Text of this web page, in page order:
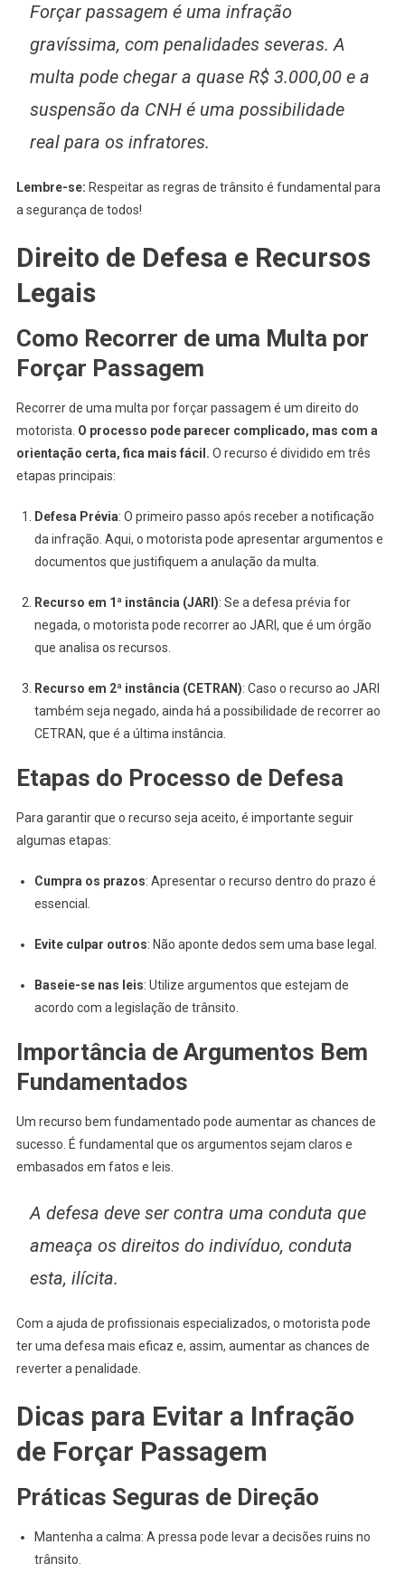
Forçar passagem é uma infração
gravíssima, com penalidades severas. A
multa pode chegar a quase R$ 3.000,00 e a
suspensão da CNH é uma possibilidade
real para os infratores.
Lembre-se: Respeitar as regras de trânsito é fundamental para
a segurança de todos!
Direito de Defesa e Recursos
Legais
Como Recorrer de uma Multa por
Forçar Passagem
Recorrer de uma multa por forçar passagem é um direito do
motorista. O processo pode parecer complicado, mas com a
orientação certa, fica mais fácil. O recurso é dividido em três
etapas principais:
Defesa Prévia: O primeiro passo após receber a notificação
da infração. Aqui, o motorista pode apresentar argumentos e
documentos que justifiquem a anulação da multa.
Recurso em 1ª instância (JARI): Se a defesa prévia for
negada, o motorista pode recorrer ao JARI, que é um órgão
que analisa os recursos.
Recurso em 2ª instância (CETRAN): Caso o recurso ao JARI
também seja negado, ainda há a possibilidade de recorrer ao
CETRAN, que é a última instância.
Etapas do Processo de Defesa
Para garantir que o recurso seja aceito, é importante seguir
algumas etapas:
Cumpra os prazos: Apresentar o recurso dentro do prazo é
essencial.
Evite culpar outros: Não aponte dedos sem uma base legal.
Baseie-se nas leis: Utilize argumentos que estejam de
acordo com a legislação de trânsito.
Importância de Argumentos Bem
Fundamentados
Um recurso bem fundamentado pode aumentar as chances de
sucesso. É fundamental que os argumentos sejam claros e
embasados em fatos e leis.
A defesa deve ser contra uma conduta que
ameaça os direitos do indivíduo, conduta
esta, ilícita.
Com a ajuda de profissionais especializados, o motorista pode
ter uma defesa mais eficaz e, assim, aumentar as chances de
reverter a penalidade.
Dicas para Evitar a Infração
de Forçar Passagem
Práticas Seguras de Direção
Mantenha a calma: A pressa pode levar a decisões ruins no
trânsito.